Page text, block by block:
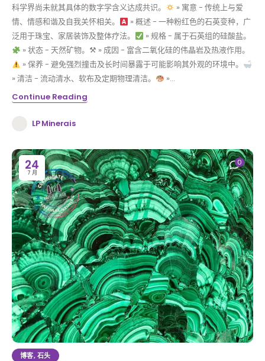
科学界尚未就其具体的数字学含义达成共识。
» 寓意 - 传统上与爱
情、情感和谐及自我关怀相关。
» 概述 - 一种粉红色的石英变种，广
泛用于珠宝、家居装饰及整体疗法。
» 规格 - 属于石英组的硅酸盐。
» 状态 - 天然矿物。⚒ » 成因 - 富含二氧化硅的伟晶岩及热液作用。
» 保养 - 避免强烈撞击及长时间暴露于可能影响其外观的环境中。
» 清洁 - 流动清水、软布及定期物理清洁。
»...
Continue Reading
LP Minerais
24
7 月
0
博客,石头